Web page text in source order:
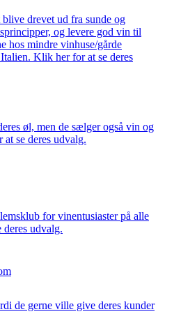
drevet ud fra sunde og
og levere god vin til
hos mindre vinhuse/gårde
Klik her for at se deres
øl, men de sælger også vin og
se deres udvalg.
for vinentusiaster på alle
udvalg.
de gerne ville give deres kunder